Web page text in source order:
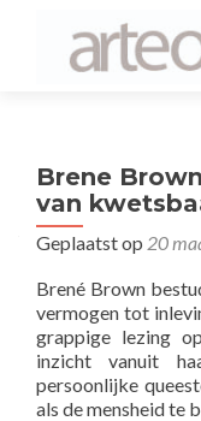
Brene
van
Geplaatst op 20
Brené Brown
vermogen tot
grappige lezing
inzicht vanuit
persoonlijke
als de mensheid te